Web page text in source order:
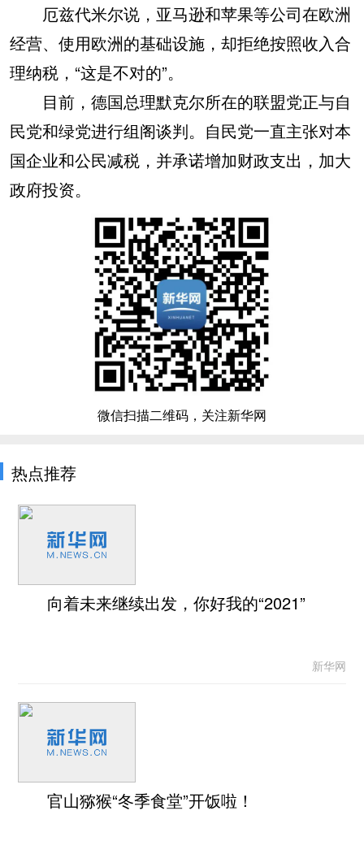
厄兹代米尔说，亚马逊和苹果等公司在欧洲
经营、使用欧洲的基础设施，却拒绝按照收入合
理纳税，“这是不对的”。
目前，德国总理默克尔所在的联盟党正与自
民党和绿党进行组阁谈判。自民党一直主张对本
国企业和公民减税，并承诺增加财政支出，加大
政府投资。
微信扫描二维码，关注新华网
热点推荐
向着未来继续出发，你好我的“2021”
新华网
官山猕猴“冬季食堂”开饭啦！